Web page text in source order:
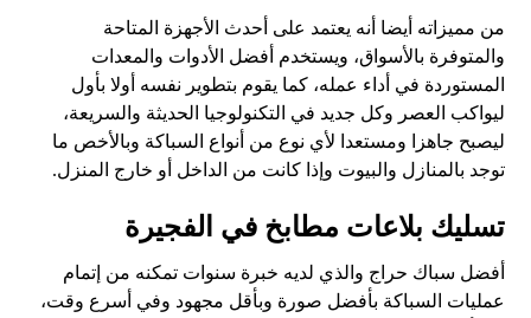
من مميزاته أيضا أنه يعتمد على أحدث الأجهزة المتاحة
والمتوفرة بالأسواق، ويستخدم أفضل الأدوات والمعدات
المستوردة في أداء عمله، كما يقوم بتطوير نفسه أولا بأول
ليواكب العصر وكل جديد في التكنولوجيا الحديثة والسريعة،
ليصبح جاهزا ومستعدا لأي نوع من أنواع السباكة وبالأخص ما
توجد بالمنازل والبيوت وإذا كانت من الداخل أو خارج المنزل.
تسليك بلاعات مطابخ في الفجيرة
أفضل سباك حراج والذي لديه خبرة سنوات تمكنه من إتمام
عمليات السباكة بأفضل صورة وبأقل مجهود وفي أسرع وقت،